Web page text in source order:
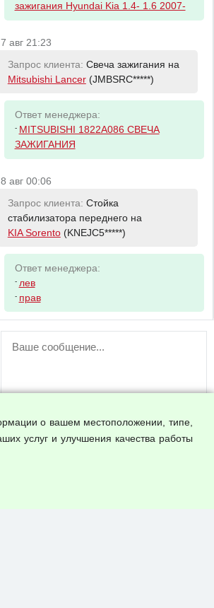
о вашем местоположении, типе,
услуг и улучшения качества работы
зажигания Hyundai Kia 1.4- 1.6 2007-
7 авг 21:23
Запрос клиента: Свеча зажигания на
Mitsubishi Lancer(JMBSRC*****)
Ответ менеджера:
- MITSUBISHI 1822A086 СВЕЧА
ЗАЖИГАНИЯ
8 авг 00:06
Запрос клиента: Стойка
стабилизатора переднего на
KIA Sorento(KNEJC5*****)
Ответ менеджера:
- лев
- прав
ВНИМАНИЕ!
пользователей временно отключена!
аккаунт.